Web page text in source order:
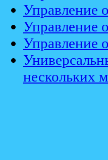
Управление
Управление
Управление
нескольких